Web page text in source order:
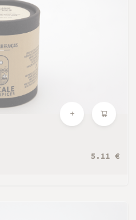
5.11 €